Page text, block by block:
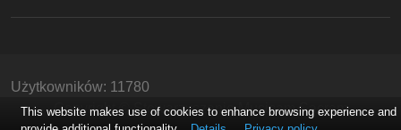
Użytkowników: 11780
Copyright © Stowarzyszenie Musicam Sacram
This website makes use of cookies to enhance browsing experience and